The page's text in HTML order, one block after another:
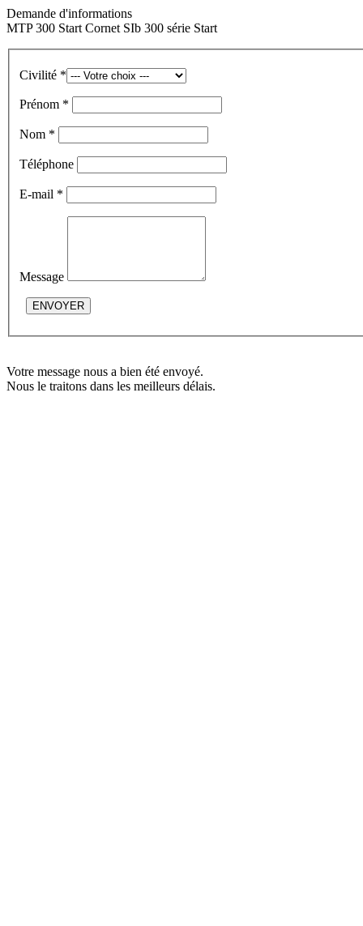
Demande d'informations
MTP 300 Start Cornet SIb 300 série Start
Civilité *
Prénom *
Nom *
Téléphone
E-mail *
Message
ENVOYER
Votre message nous a bien été envoyé.
Nous le traitons dans les meilleurs délais.